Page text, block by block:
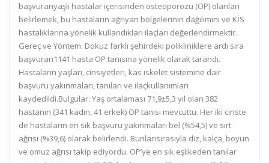
başvuranyaşlı hastalar içerisinden osteoporozu (OP) olanları
belirlemek, bu hastaların ağrıyan bölgelerinin dağılımını ve KİS
hastalıklarına yönelik kullandıkları ilaçları değerlendirmektir.
Gereç ve Yöntem: Dokuz farklı şehirdeki polikliniklere ardı sıra
başvuran1141 hasta OP tanısına yönelik olarak tarandı.
Hastaların yaşları, cinsiyetleri, kas iskelet sistemine dair
başvuru yakınmaları, tanıları ve ilaçkullanımları
kaydedildi.Bulgular: Yaş ortalaması 71,9±5,3 yıl olan 382
hastanın (341 kadın, 41 erkek) OP tanısı mevcuttu. Her iki cinste
de hastaların en sık başvuru yakınmaları bel (%54,5) ve sırt
ağrısı (%39,6) olarak belirlendi. Bunlarısırasıyla diz, kalça, boyun
ve omuz ağrısı takip ediyordu. OP’ye en sık eşlikeden tanılar